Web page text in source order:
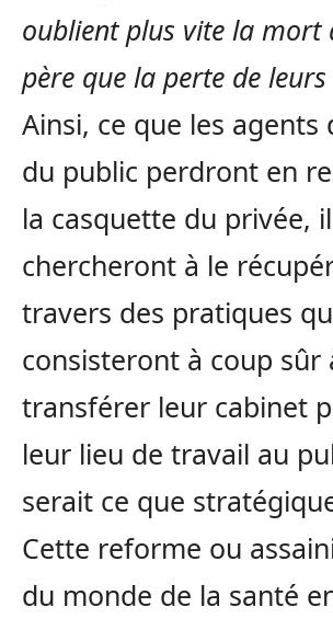
oublient plus vite la mort
père que la perte de leurs
Ainsi, ce que les agents
du public perdront en
la casquette du privée,
chercheront à le
travers des pratiques
consisteront à coup sûr
transférer leur cabinet
leur lieu de travail au
serait ce que
Cette reforme ou
du monde de la santé